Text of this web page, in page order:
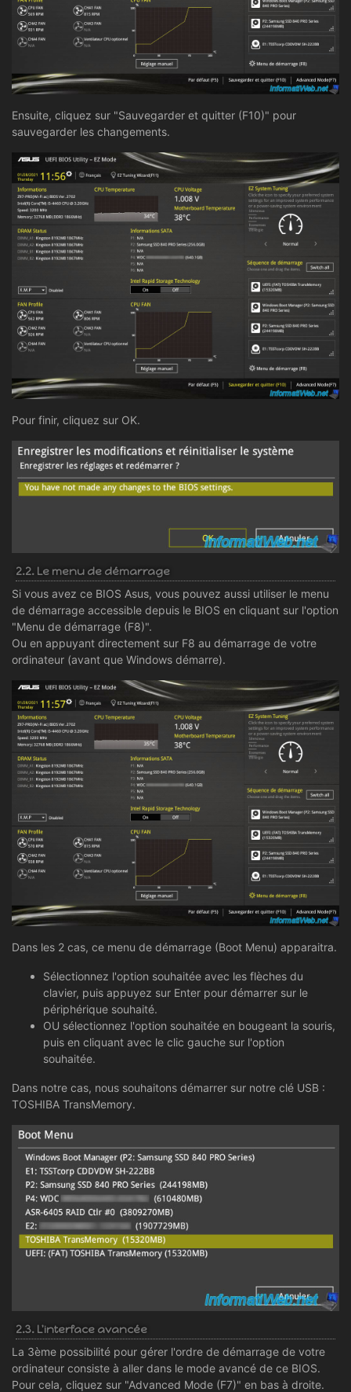
Ensuite, cliquez sur "Sauvegarder et quitter (F10)" pour
sauvegarder les changements.
Pour finir, cliquez sur OK.
2.2. Le menu de démarrage
Si vous avez ce BIOS Asus, vous pouvez aussi utiliser le menu
de démarrage accessible depuis le BIOS en cliquant sur l'option
"Menu de démarrage (F8)".
Ou en appuyant directement sur F8 au démarrage de votre
ordinateur (avant que Windows démarre).
Dans les 2 cas, ce menu de démarrage (Boot Menu) apparaitra.
Sélectionnez l'option souhaitée avec les flèches du
clavier, puis appuyez sur Enter pour démarrer sur le
périphérique souhaité.
OU sélectionnez l'option souhaitée en bougeant la souris,
puis en cliquant avec le clic gauche sur l'option
souhaitée.
Dans notre cas, nous souhaitons démarrer sur notre clé USB :
TOSHIBA TransMemory.
2.3. L'interface avancée
La 3ème possibilité pour gérer l'ordre de démarrage de votre
ordinateur consiste à aller dans le mode avancé de ce BIOS.
Pour cela, cliquez sur "Advanced Mode (F7)" en bas à droite.